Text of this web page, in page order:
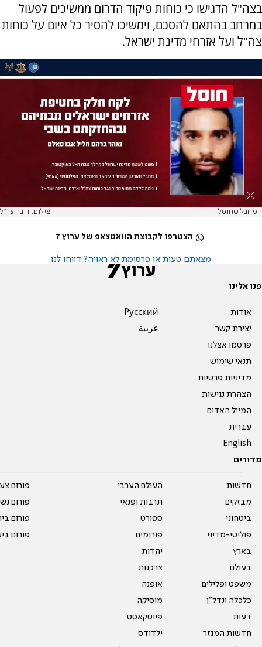
בצה"ל הדגישו כי כוחות פיקוד הדרום ממשיכים לפעול
במרחב בהתאם להסכם, וימשיכו להסיר כל איום על כוחות
צה"ל ועל אזרחי מדינת ישראל.
המחבל שחוסל צילום: דובר צה"ל
הצטרפו לקבוצת הוואטצאפ של ערוץ 7
מצאתם טעות או פרסומת לא ראויה? דווחו לנו
פנו אלינו
אודות
יצירת קשר
פרסמו אצלנו
תנאי שימוש
מדיניות פרטיות
הצהרת נגישות
המייל האדום
עברית
English
Pусский
عربية
מדורים
חדשות
מבזקים
ביטחוני
פוליטי-מדיני
בארץ
בעולם
משפט ופלילים
כלכלה ונדל"ן
דעות
חדשות המגזר
העולם הערבי
תרבות ופנאי
ספורט
פורומים
יהדות
צרכנות
אופנה
מוסיקה
פיוטקאסט
ילדודס
פורום
פורום
פורום
פורום